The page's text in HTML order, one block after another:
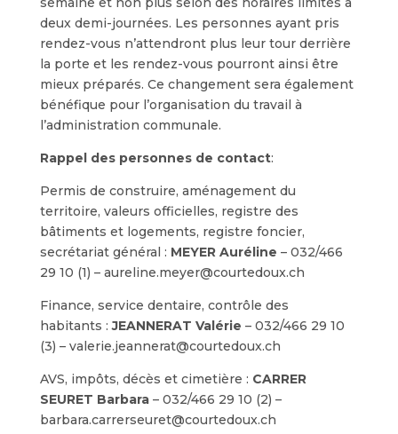
deux demi-journées. Les personnes ayant pris
rendez-vous n’attendront plus leur tour derrière
la porte et les rendez-vous pourront ainsi être
mieux préparés. Ce changement sera également
bénéfique pour l’organisation du travail à
l’administration communale.
Rappel des personnes de contact:
Permis de construire, aménagement du
territoire, valeurs officielles, registre des
bâtiments et logements, registre foncier,
secrétariat général : MEYER Auréline – 032/466
29 10 (1) – aureline.meyer@courtedoux.ch
Finance, service dentaire, contrôle des
habitants :JEANNERAT Valérie – 032/466 29 10
(3) – valerie.jeannerat@courtedoux.ch
AVS, impôts, décès et cimetière : CARRER
SEURET Barbara – 032/466 29 10 (2) –
barbara.carrerseuret@courtedoux.ch